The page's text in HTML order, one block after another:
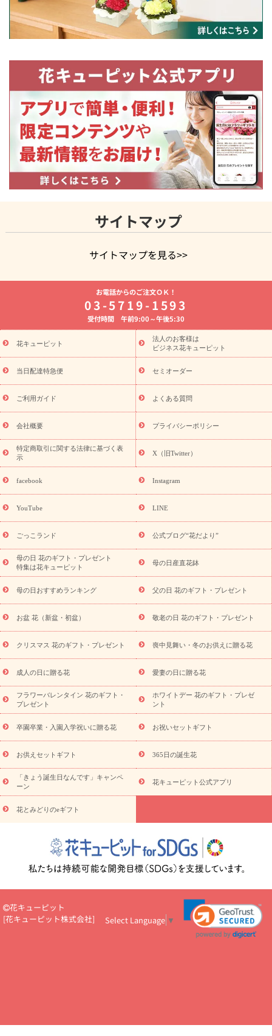
サイトマップ
サイトマップを見る>>
よく贈られる花
お祝いの花特集
誕生日フラワーギフト特集
8月の誕生花(トルコキキョウ)
開店・開業祝い
お供え・お悔やみ お供え・お悔やみの花
通夜・葬儀に贈る花 胡蝶蘭・花鉢
ーブドフラワー
季節のイベント
ひまわり ギフト・プレゼント
特集
お盆 花（新盆・初盆） 季節のイベント
お盆 花（新
盆・初盆）
お盆 花（新盆・初盆）
お盆・お供え 花とセットギ
フト
お盆・お供え プリザーブドフラワー
ひまわり ギフト・プ
レゼント特集
夏の花贈り・お中元・暑中見舞い 花のギフト特集
敬老の日におくる花ギフト・プレゼント特集
花ギフト・プレゼント特集
敬老の日 花のおすすめランキング
敬
老の日 花鉢植えのギフト・プレゼント特集
敬老の日 花とセットギ
フト・プレゼント特集
敬老の日の花 全てのギフト一覧
キャン
ペーン
映画『ウォーターガーディアンズ』コラボキャンペーン
「きょう誕生日なんです」キャンペーン
誕生日の花を探す
誕生日フラワーギフト 誕生日フラワーギフト特集
(トルコキキョウ)
9月の誕生花(リンドウ)
ら探す
お祝いの花特集 当日配達特急便 お祝い商品一覧
念日
結婚祝い 出産祝い 退院祝い・快気祝い
寿祝い
プチギフト ペットのお祝いフラワー
お供え・お悔やみの花
四十九日法要以降に贈る花
通夜・葬儀
ワー
ペットのお供えフラワー お盆（新盆・初盆）
その他
お祝い返し
お見舞い お取り寄せギフト ビジネス用
ご自宅
用
観葉植物 ミディ胡蝶蘭 プリザーブドフラワー
スタイル
から探す
え・お悔やみ
胡蝶蘭・花鉢
ミディ胡蝶蘭・お祝い
ミディ胡蝶蘭・お供え
世界初の青色胡蝶蘭 観葉植物
観葉植
物
産直多肉植物 プリザーブドフラワー お祝い
お供え・お
悔やみ
花とセットギフト セミオーダー
プチギフト
（hanamore -ハナモア-）
花とみどりのeギフト
トのeGfit
カラー ピンク イエローオレンジ レッド
お花の
種類
バラ ユリ トルコキキョウ 予算から探す
お祝い・3000円～ お祝い・4000円～ お祝い・5000円～
お
祝い・7000円～ お祝い・10000円～ お供え・お悔やみ
え・お悔やみ・3000円～ お供え・お悔やみ・5000円～
お供
え・お悔やみ・7000円～
注目されている記事 365日の誕生花カレンダー
いのマナー
定年退職祝いのマナー
お祝いを贈るときのマナー・
花キューピットのお祝いコラム一覧
誕生日のお花を「色
彩心理学」で選ぶ方法
結婚祝いの予算相場
出産祝いお役立ち情
報
転職祝いのマナー基礎知識
ペットのお祝いワンポイントアド
お見舞いのマナーとル
ール
新築引っ越し祝いコラム お祝い花のマナー総まとめ
職
場上司や先輩へ贈るお祝い花の正解は？
開店祝いの花 選び方ガイ
あり)
花キューピット×専門家
CO2排出量削減 / SDGsを考える
お電話からのご注文ＯＫ！
03-5719-1593
受付時間 午前9:00～午後5:30
花キューピット
法人のお客様は
ビジネス花キューピット
当日配達特急便 セミオーダー
ご利用ガイド よくある質問
会社概要 プライバシーポリシー
特定商取引に関する法律に基づく表
示
X（旧Twitter）
facebook Instagram
YouTube LINE
ごっこランド 公式ブログ“花だより”
母の日 花のギフト・プレゼント
特集は花キューピット
母の日産直花鉢
母の日おすすめランキング 父の日 花のギフト・プレゼント
お盆 花（新盆・初盆） 敬老の日 花のギフト・プレゼント
クリスマス 花のギフト・プレゼント 喪中見舞い・冬のお供えに贈る花
成人の日に贈る花 愛妻の日に贈る花
フラワーバレンタイン 花のギフト・
プレゼント
ホワイトデー 花のギフト・プレゼ
ント
卒園卒業・入園入学祝いに贈る花 お祝いセットギフト
お供えセットギフト 365日の誕生花
「きょう誕生日なんです」キャンペ
ーン
花キューピット公式アプリ
花とみどりのeギフト
花キューピット
[花キューピット株式会社] Select Language ▼